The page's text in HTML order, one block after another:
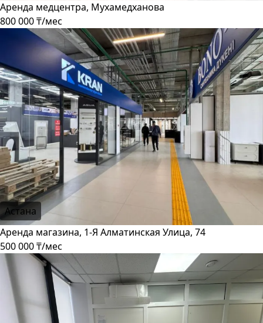
Аренда медцентра, Мухамедханова
800 000 ₸/мес
Астана
Аренда магазина, 1-Я Алматинская Улица, 74
500 000 ₸/мес